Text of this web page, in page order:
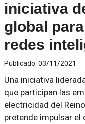
iniciativa
global
redes
Publicado: 03/11/2021
Una iniciativa
que participan las
electricidad del
pretende impulsar